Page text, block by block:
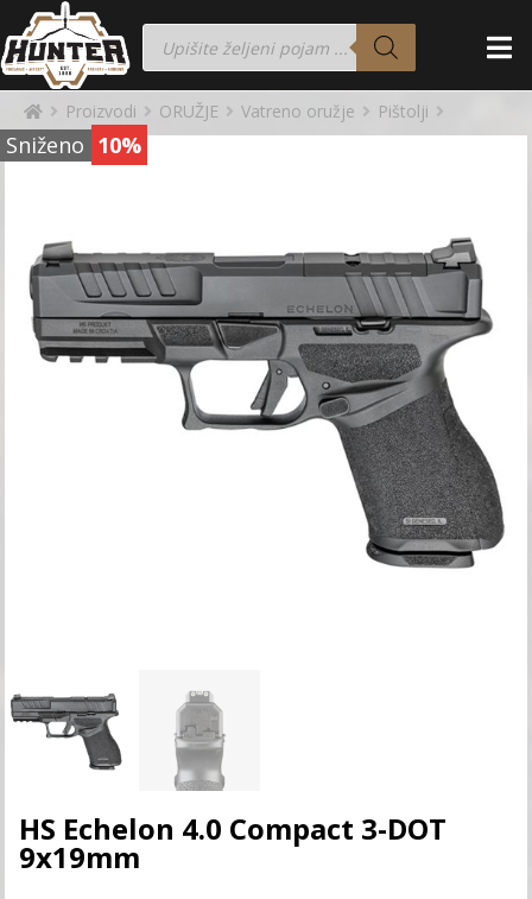
Proizvodi ORUŽJE Vatreno oružje Pištolji
Sniženo 10%
HS Echelon 4.0 Compact 3-DOT
9x19mm